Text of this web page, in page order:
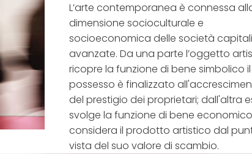
L’arte contemporanea è connessa
dimensione socioculturale e
socioeconomica delle società
avanzate. Da una parte l’oggetto
ricopre la funzione di bene simbolico
possesso è finalizzato
del prestigio dei proprietari; dall'altra
svolge la funzione di bene
considera il prodotto artistico dal
vista del suo valore di scambio.